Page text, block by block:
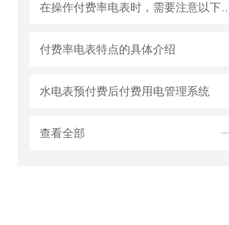
付费率电表特点的具体介绍
水电表预付费后付费用电管理系统
查看全部